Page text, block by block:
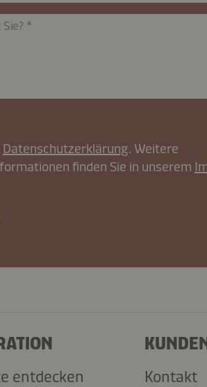
Datenschutzerklärung. Weitere
finden Sie in unserem
entdecken Kontakt